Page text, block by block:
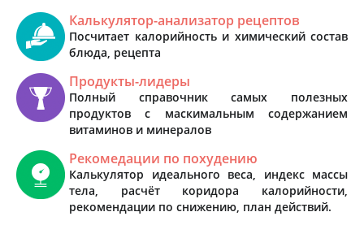
Калькулятор-анализатор рецептов
Посчитает калорийность и химический состав
блюда, рецепта
Продукты-лидеры
Полный справочник самых полезных
продуктов с маскимальным содержанием
витаминов и минералов
Рекомедации по похудению
Калькулятор идеального веса, индекс массы
тела, расчёт коридора калорийности,
рекомендации по снижению, план действий.